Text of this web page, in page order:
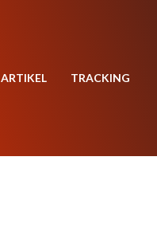
ARTIKEL TRACKING